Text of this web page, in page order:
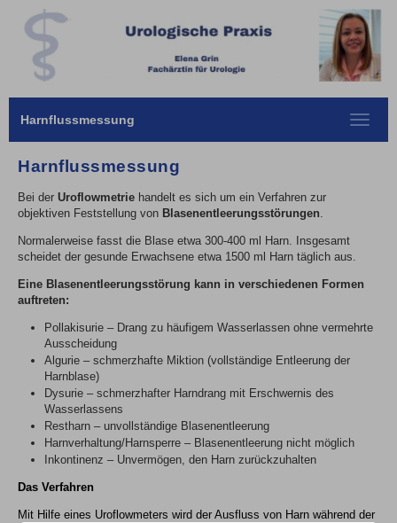
Harnflussmessung
Toggle
Harnflussmessung
Bei der Uroflowmetrie handelt es sich um ein Verfahren zur
objektiven Feststellung von Blasenentleerungsstörungen.
Normalerweise fasst die Blase etwa 300-400 ml Harn. Insgesamt
scheidet der gesunde Erwachsene etwa 1500 ml Harn täglich aus.
Eine Blasenentleerungsstörung kann in verschiedenen Formen
auftreten:
Pollakisurie – Drang zu häufigem Wasserlassen ohne vermehrte
Ausscheidung
Algurie – schmerzhafte Miktion (vollständige Entleerung der
Harnblase)
Dysurie – schmerzhafter Harndrang mit Erschwernis des
Wasserlassens
Restharn – unvollständige Blasenentleerung
Harnverhaltung/Harnsperre – Blasenentleerung nicht möglich
Inkontinenz – Unvermögen, den Harn zurückzuhalten
Das Verfahren
Mit Hilfe eines Uroflowmeters wird der Ausfluss von Harn während der